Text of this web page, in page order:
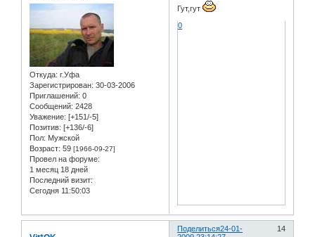
Откуда: г.Уфа
Зарегистрирован: 30-03-2006
Приглашений: 0
Сообщений: 2428
Уважение: [+151/-5]
Позитив: [+136/-6]
Пол: Мужской
Возраст: 59 [1966-09-27]
Провел на форуме:
1 месяц 18 дней
Последний визит:
Сегодня 11:50:03
Гут,гут
0
Поделиться 14
24-01-